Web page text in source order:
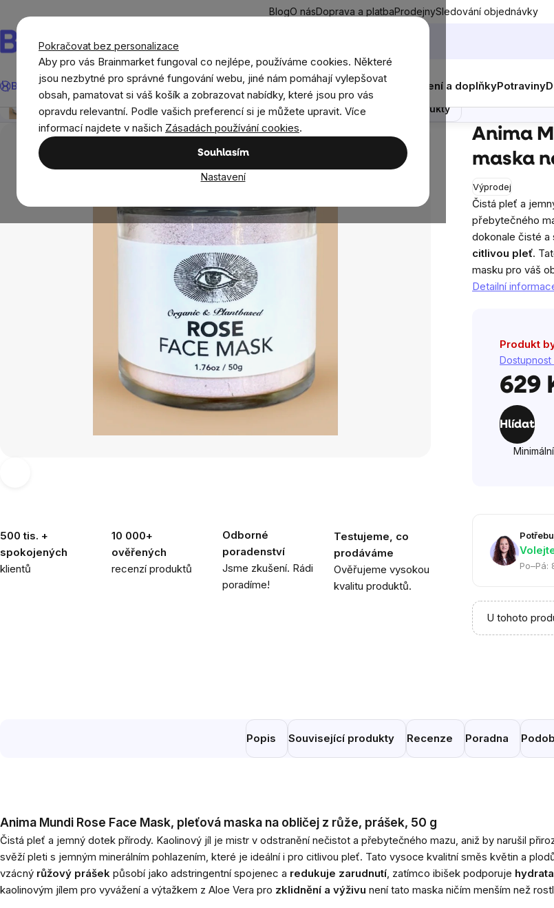
Pokračovat bez personalizace
Aby pro vás Brainmarket fungoval co nejlépe, používáme cookies. Některé
jsou nezbytné pro správné fungování webu, jiné nám pomáhají vylepšovat
obsah, pamatovat si váš košík a zobrazovat nabídky, které jsou pro vás
opravdu relevantní. Podle vašich preferencí si je můžete upravit. Více
informací najdete v našich Zásadách používání cookies.
Souhlasím
Nastavení
obsah
BlogO násDoprava a platbaProdejnySledování objednávky
Hledat
BrainMax® Léto Ušetři CíleDoplňky stravy a výživaNovinkyMužiŽenyDěti Oblečení a doplňkyPotraviny
Přírodní kosmetika Péče o pleť a rty Anima Mundi Rose Face Mask, pleťová maska na obličej z
Anima
maska
Výprodej
produktu
je
0,0
z
5
500 tis. +
spokojených
klientů
10 000+
ověřených
recenzí produktů
Odborné
poradenství
Jsme zkušení. Rádi
poradíme!
Testujeme, co
prodáváme
Ověřujeme vysokou
kvalitu produktů.
Čistá pleť a
přebytečného
dokonale čisté a
citlivou pleť.
masku pro váš
Detailní
Produkt
629
Hlídat
Po–Pá:
U tohoto
Popis Související produkty Recenze Poradna
Anima Mundi Rose Face Mask, pleťová maska na obličej z růže, prášek, 50 g
Přehled Popis Související produkty Recenze Poradna Podobné produkty
Anima Mundi Rose Face Mask, pleťová maska na obličej z růže, prášek, 50 g
Čistá pleť a jemný dotek přírody. Kaolinový jíl je mistr v odstranění nečistot a přebytečného mazu, aniž by narušil
svěží pleti s jemným minerálním pohlazením, které je ideální i pro citlivou pleť. Tato vysoce kvalitní směs květin a
vzácný růžový prášek působí jako adstringentní spojenec a redukuje zarudnutí, zatímco ibišek podporuje
kaolinovým jílem pro vyvážení a výtažkem z Aloe Vera pro zklidnění a výživu není tato maska ​​ničím menším než